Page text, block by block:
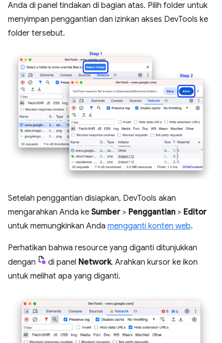
Anda di panel tindakan di bagian atas. Pilih folder untuk
menyimpan penggantian dan izinkan akses DevTools ke
folder tersebut.
Setelah penggantian disiapkan, DevTools akan
mengarahkan Anda ke Sumber > Penggantian > Editor
untuk memungkinkan Anda mengganti konten web.
Perhatikan bahwa resource yang diganti ditunjukkan
dengan
di panel Network. Arahkan kursor ke ikon
untuk melihat apa yang diganti.